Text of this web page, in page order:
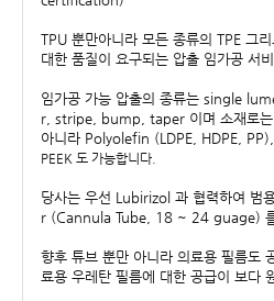
TPU 뿐만아니라 모든 종류의 TPE 그
대한 품질이 요구되는 압출 임가공 서
임가공 가능 압출의 종류는 single
r, stripe, bump, taper 이며 소재로
아니라 Polyolefin (LDPE, HDPE, PP),
PEEK 도 가능합니다.
당사는 우선 Lubirizol 과 협력하여 범
r (Cannula Tube, 18 ~ 24 guage) 를
향후 튜브 뿐만 아니라 의료용 필름도
료용 우레탄 필름에 대한 공급이 보다